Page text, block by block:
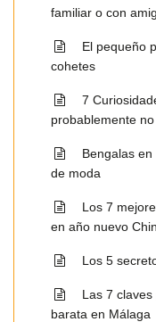
familiar o con
El pequeño
cohetes
7
probablemente
Bengalas
de moda
Los 7
en año nuevo
Los 5
Las 7
barata en Málaga